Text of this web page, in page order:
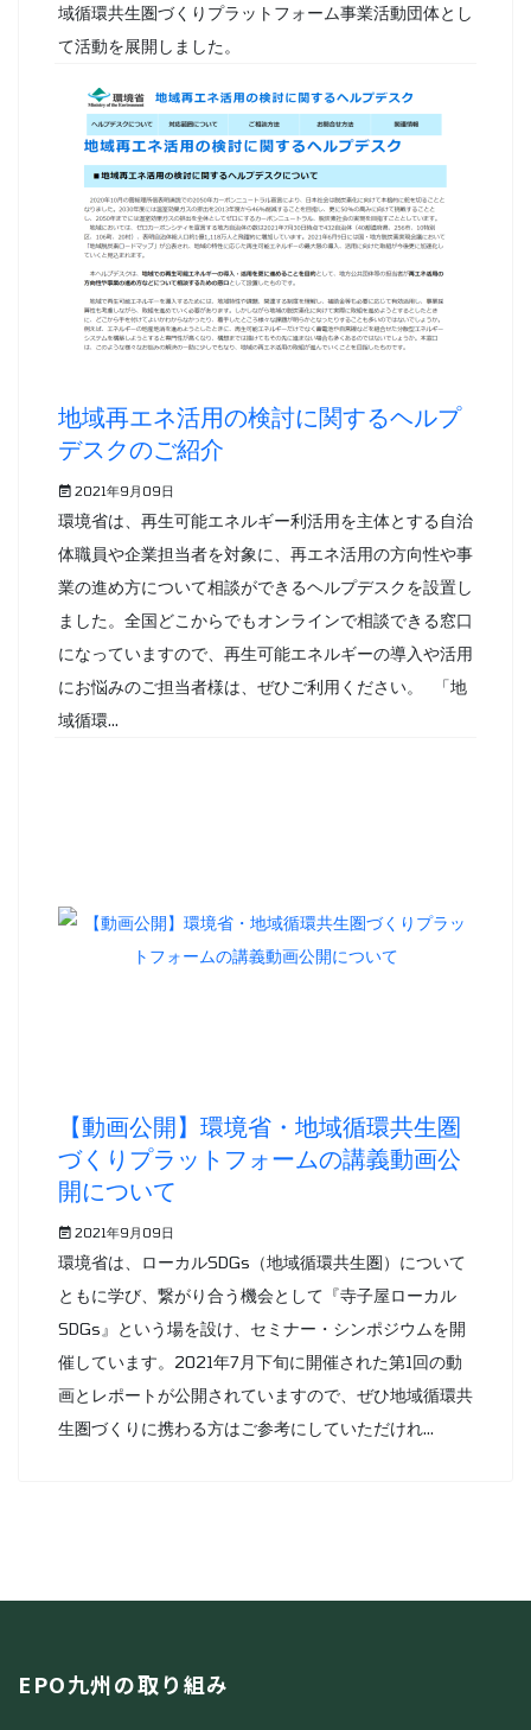
域循環共生圏づくりプラットフォーム事業活動団体とし
て活動を展開しました。
地域再エネ活用の検討に関するヘルプ
デスクのご紹介
2021年9月09日
環境省は、再生可能エネルギー利活用を主体とする自治
体職員や企業担当者を対象に、再エネ活用の方向性や事
業の進め方について相談ができるヘルプデスクを設置し
ました。全国どこからでもオンラインで相談できる窓口
になっていますので、再生可能エネルギーの導入や活用
にお悩みのご担当者様は、ぜひご利用ください。 「地
域循環...
【動画公開】環境省・地域循環共生圏
づくりプラットフォームの講義動画公
開について
2021年9月09日
環境省は、ローカルSDGs（地域循環共生圏）について
ともに学び、繋がり合う機会として『寺子屋ローカル
SDGs』という場を設け、セミナー・シンポジウムを開
催しています。2021年7月下旬に開催された第1回の動
画とレポートが公開されていますので、ぜひ地域循環共
生圏づくりに携わる方はご参考にしていただけれ...
EPO九州の取り組み